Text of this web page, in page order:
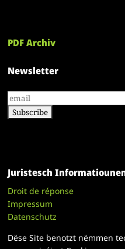
PDF Archiv
Newsletter
Juristesch
Droit de réponse
Impressum
Datenschutz
Dëse Site benotzt nëmmen